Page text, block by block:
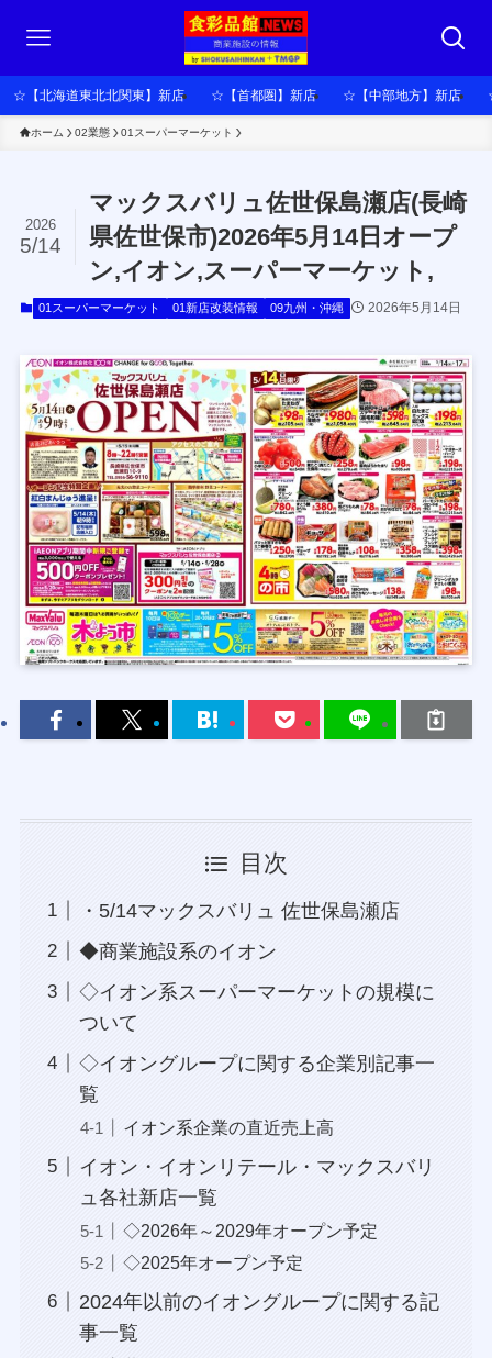
☆【北海道東北北関東】新店 ☆【首都圏】新店 ☆【中部地方】新店
ホーム 02業態 01スーパーマーケット
マックスバリュ佐世保島瀬店(長崎
県佐世保市)2026年5月14日オープ
ン,イオン,スーパーマーケット,
2026
5/14
01スーパーマーケット 01新店改装情報 09九州・沖縄 2026年5月14日
目次
・5/14マックスバリュ 佐世保島瀬店
◆商業施設系のイオン
◇イオン系スーパーマーケットの規模に
ついて
◇イオングループに関する企業別記事一
覧
イオン系企業の直近売上高
イオン・イオンリテール・マックスバリ
ュ各社新店一覧
◇2026年～2029年オープン予定
◇2025年オープン予定
2024年以前のイオングループに関する記
事一覧